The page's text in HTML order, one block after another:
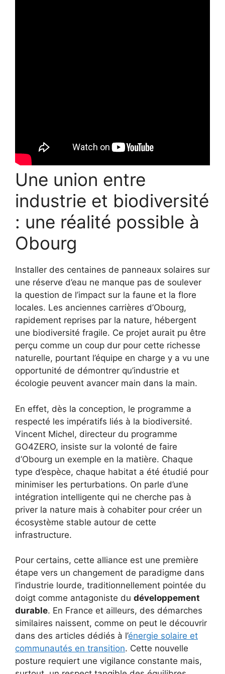
Une union entre
industrie et biodiversité
: une réalité possible à
Obourg
Installer des centaines de panneaux solaires sur
une réserve d’eau ne manque pas de soulever
la question de l’impact sur la faune et la flore
locales. Les anciennes carrières d’Obourg,
rapidement reprises par la nature, hébergent
une biodiversité fragile. Ce projet aurait pu être
perçu comme un coup dur pour cette richesse
naturelle, pourtant l’équipe en charge y a vu une
opportunité de démontrer qu’industrie et
écologie peuvent avancer main dans la main.
En effet, dès la conception, le programme a
respecté les impératifs liés à la biodiversité.
Vincent Michel, directeur du programme
GO4ZERO, insiste sur la volonté de faire
d’Obourg un exemple en la matière. Chaque
type d’espèce, chaque habitat a été étudié pour
minimiser les perturbations. On parle d’une
intégration intelligente qui ne cherche pas à
priver la nature mais à cohabiter pour créer un
écosystème stable autour de cette
infrastructure.
Pour certains, cette alliance est une première
étape vers un changement de paradigme dans
l’industrie lourde, traditionnellement pointée du
doigt comme antagoniste du développement
durable. En France et ailleurs, des démarches
similaires naissent, comme on peut le découvrir
dans des articles dédiés à l’énergie solaire et
communautés en transition. Cette nouvelle
posture requiert une vigilance constante mais,